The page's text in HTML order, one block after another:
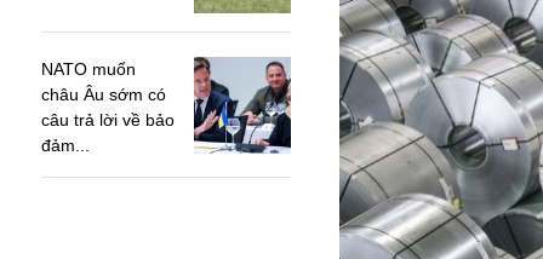
NATO muốn
châu Âu sớm có
câu trả lời về bảo
đảm...